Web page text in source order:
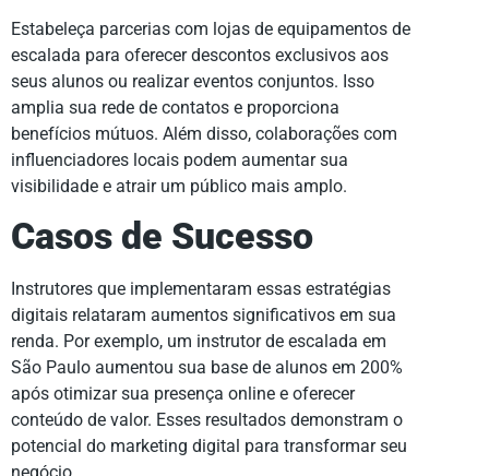
Estabeleça parcerias com lojas de equipamentos de
escalada para oferecer descontos exclusivos aos
seus alunos ou realizar eventos conjuntos. Isso
amplia sua rede de contatos e proporciona
benefícios mútuos. Além disso, colaborações com
influenciadores locais podem aumentar sua
visibilidade e atrair um público mais amplo.
Casos de Sucesso
Instrutores que implementaram essas estratégias
digitais relataram aumentos significativos em sua
renda. Por exemplo, um instrutor de escalada em
São Paulo aumentou sua base de alunos em 200%
após otimizar sua presença online e oferecer
conteúdo de valor. Esses resultados demonstram o
potencial do marketing digital para transformar seu